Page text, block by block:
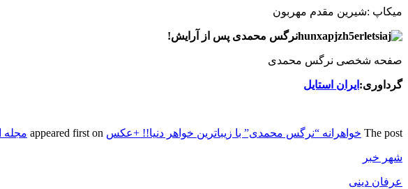
ميكاپ :شيرين مقدم مهربون
نرگس محمدی پس از آرایش!
صفحه شخصی نرگس محمدی
گرداوری: ایران استایل
The post خواهرانه “نرگس محمدی” با زيباترين خواهر دنيا!! +عکس مجله
شهر خبر
عرفان دینی